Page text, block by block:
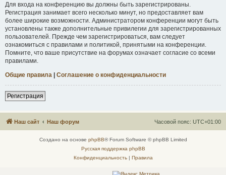
Для входа на конференцию вы должны быть зарегистрированы.
Регистрация занимает всего несколько минут, но предоставляет вам
более широкие возможности. Администратором конференции могут быть
установлены также дополнительные привилегии для зарегистрированных
пользователей. Прежде чем зарегистрироваться, вам следует
ознакомиться с правилами и политикой, принятыми на конференции.
Помните, что ваше присутствие на форумах означает согласие со всеми
правилами.
Общие правила | Соглашение о конфиденциальности
Регистрация
Наш сайт Наш форум Часовой пояс: UTC+01:00
Создано на основе phpBB® Forum Software © phpBB Limited
Русская поддержка phpBB
Конфиденциальность| Правила